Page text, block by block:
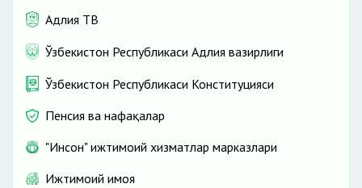
Адлия ТВ
Ўзбекистон Республикаси Адлия вазирлиги
Ўзбекистон Республикаси Конституцияси
Пенсия ва нафақалар
"Инсон" ижтимоий хизматлар марказлари
Ижтимоий ҳимоя